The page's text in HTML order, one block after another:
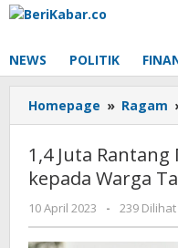
Lewati
NEWS POLITIK
Homepage » Ragam
1,4 Juta
kepada Warga
10 April 2023 oleh
- 239 Dilihat